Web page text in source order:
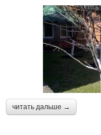
читать дальше →